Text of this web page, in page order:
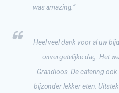
was amazing.”
Heel veel dank voor al uw
onvergetelijke dag. Het
Grandioos. De catering ook
bijzonder lekker eten.